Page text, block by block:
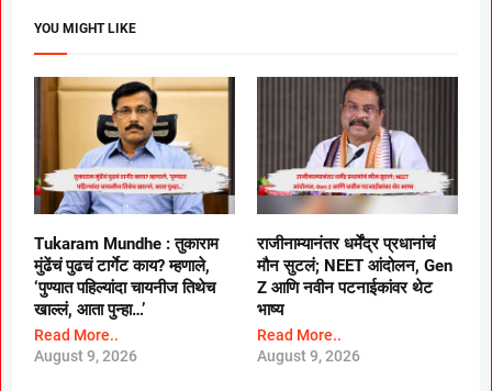
YOU MIGHT LIKE
Tukaram Mundhe : तुकाराम
मुंढेंचं पुढचं टार्गेट काय? म्हणाले,
‘पुण्यात पहिल्यांदा चायनीज तिथेच
खाल्लं, आता पुन्हा…’
Read More..
August 9, 2026
राजीनाम्यानंतर धर्मेंद्र प्रधानांचं
मौन सुटलं; NEET आंदोलन, Gen
Z आणि नवीन पटनाईकांवर थेट
भाष्य
Read More..
August 9, 2026